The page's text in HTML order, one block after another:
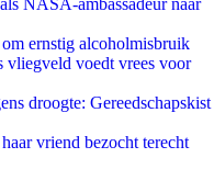
NASA-ambassadeur naar
ernstig alcoholmisbruik
vliegveld voedt vrees voor
droogte: Gereedschapskist
vriend bezocht terecht